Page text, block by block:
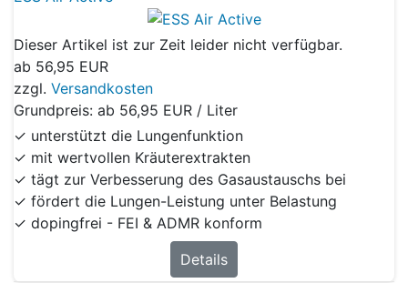
Dieser Artikel ist zur Zeit leider nicht verfügbar.
ab 56,95 EUR
zzgl. Versandkosten
Grundpreis: ab 56,95 EUR / Liter
✓ unterstützt die Lungenfunktion
✓ mit wertvollen Kräuterextrakten
✓ tägt zur Verbesserung des Gasaustauschs bei
✓ fördert die Lungen-Leistung unter Belastung
✓ dopingfrei - FEI & ADMR konform
Details